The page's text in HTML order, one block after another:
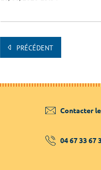
PRÉCÉDENT
Contacter le
04 67 33 67